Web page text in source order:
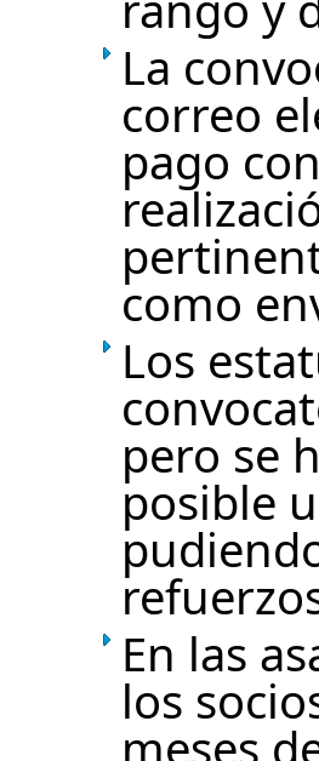
La
correo
pago
como
Los
pero se
posible
En las
los
meses